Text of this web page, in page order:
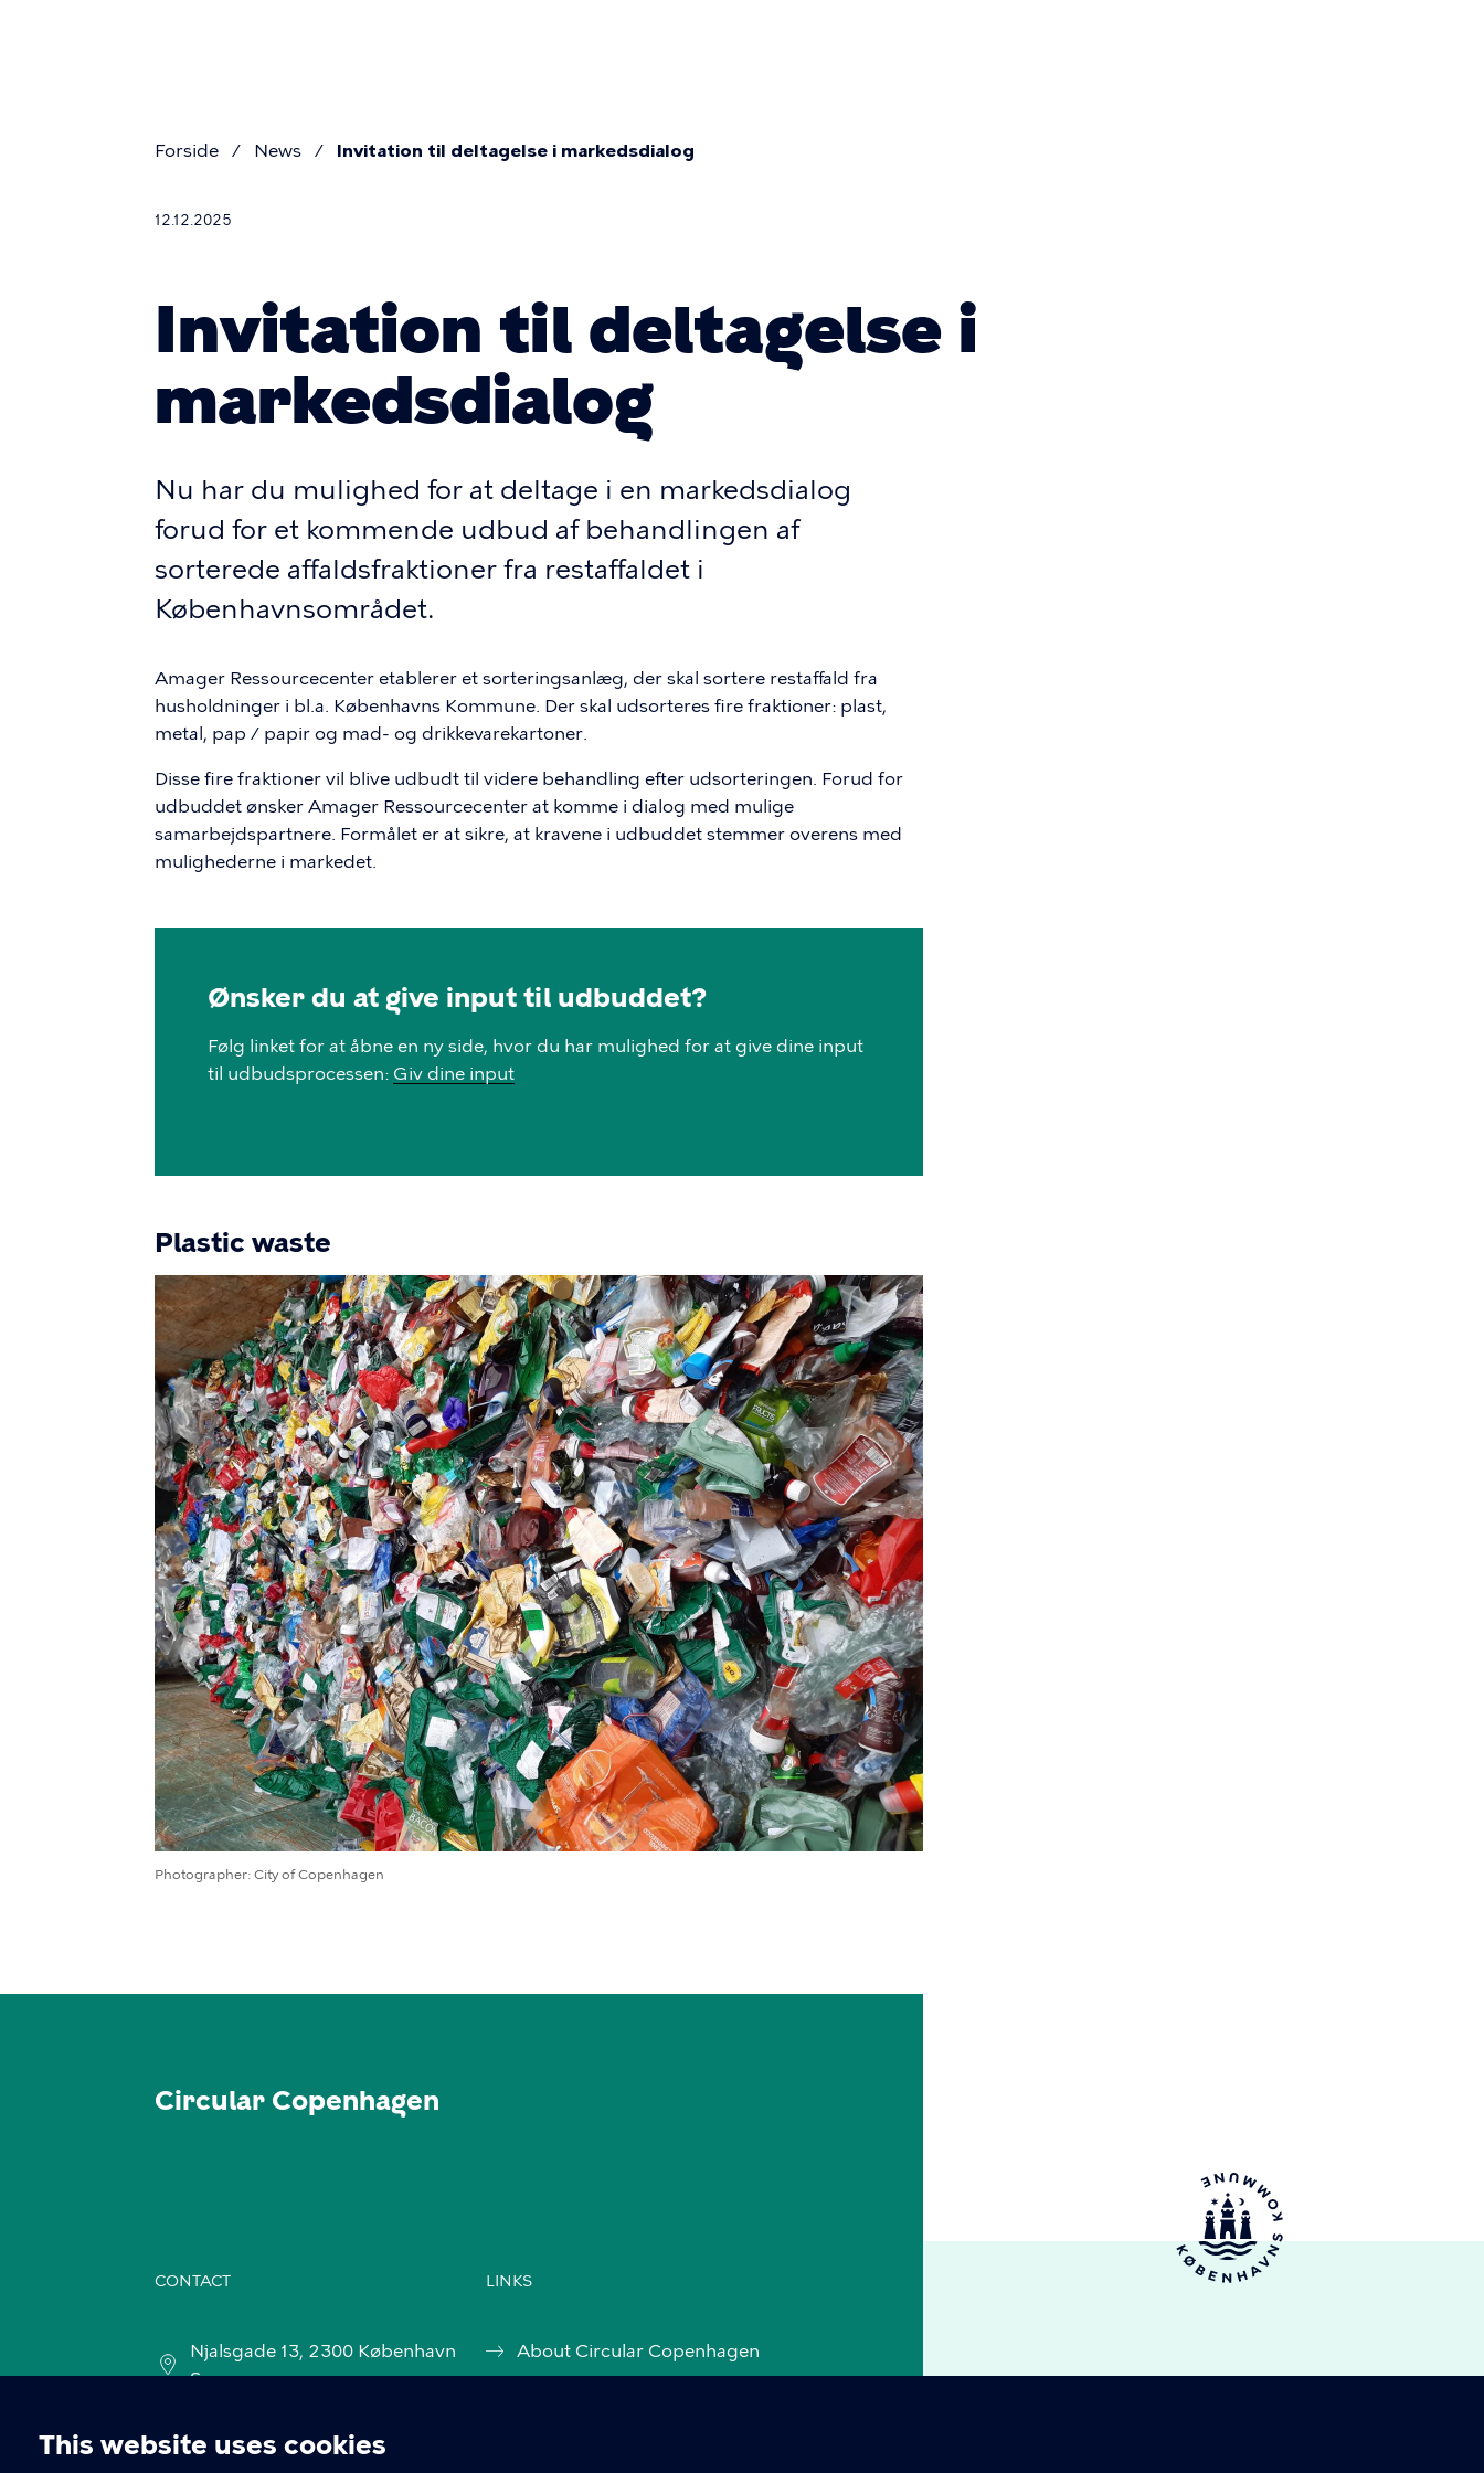
This website uses cookies
Breadcrumb
Forside News Invitation til deltagelse i markedsdialog
12.12.2025
Invitation til deltagelse i
markedsdialog
Nu har du mulighed for at deltage i en markedsdialog
forud for et kommende udbud af behandlingen af
sorterede affaldsfraktioner fra restaffaldet i
Københavnsområdet.
Amager Ressourcecenter etablerer et sorteringsanlæg, der skal sortere restaffald fra
husholdninger i bl.a. Københavns Kommune. Der skal udsorteres fire fraktioner: plast,
metal, pap / papir og mad- og drikkevarekartoner.
Disse fire fraktioner vil blive udbudt til videre behandling efter udsorteringen. Forud for
udbuddet ønsker Amager Ressourcecenter at komme i dialog med mulige
samarbejdspartnere. Formålet er at sikre, at kravene i udbuddet stemmer overens med
mulighederne i markedet.
Ønsker du at give input til udbuddet?
Følg linket for at åbne en ny side, hvor du har mulighed for at give dine input
til udbudsprocessen: Giv dine input
Plastic waste
Image
Photographer City of Copenhagen
Circular Copenhagen
CONTACT
Njalsgade 13, 2300 København
S
LINKS
About Circular Copenhagen